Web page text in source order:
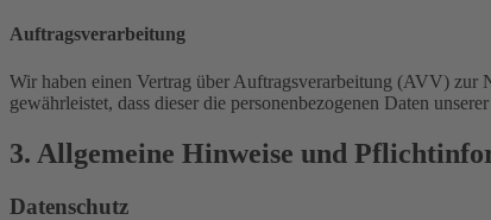
Auftragsverarbeitung
Wir haben einen Vertrag über Auftragsverarbeitung (AVV) zur
gewährleistet, dass dieser die personenbezogenen Daten
3. Allgemeine Hinweise und
Datenschutz